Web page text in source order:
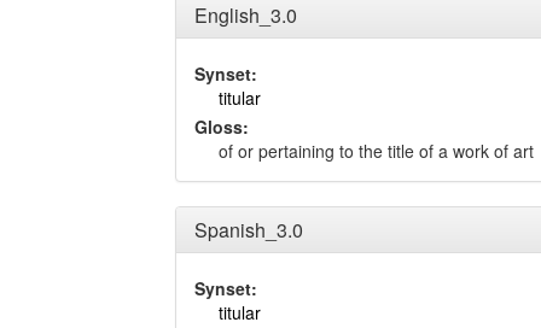
English_3.0
Synset:
titular
Gloss:
of or pertaining to the title of a work of art
Spanish_3.0
Synset:
titular